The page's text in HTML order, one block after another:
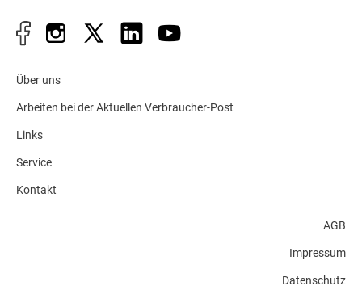
Über uns
Arbeiten bei der Aktuellen Verbraucher-Post
Links
Service
Kontakt
AGB
Impressum
Datenschutz